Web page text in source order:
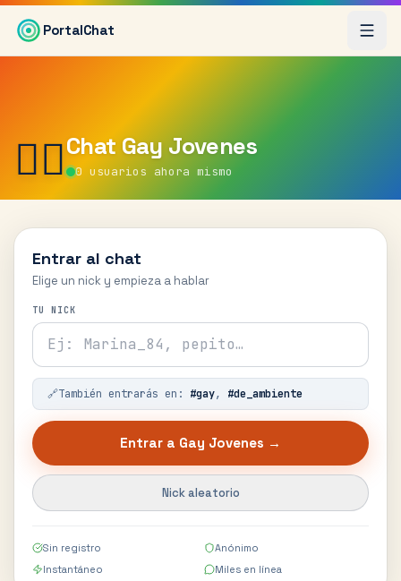
Saltar al contenido principal
PortalChat
🏳️‍🌈ChatGay Jovenes
0 usuarios ahora mismo
Entrar al chat
Elige un nick y empieza a hablar
TU NICK
🔗También entrarás en: #gay, #de_ambiente
Entrar a Gay Jovenes →
Nick aleatorio
Sin registro
Anónimo
Instantáneo
Miles en línea